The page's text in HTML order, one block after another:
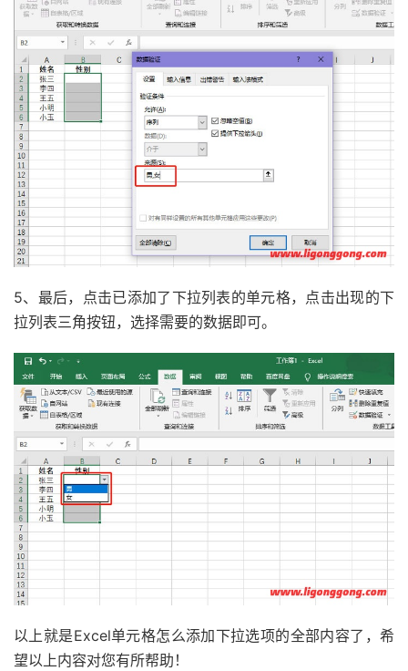
5、最后，点击已添加了下拉列表的单元格，点击出现的下
拉列表三角按钮，选择需要的数据即可。
以上就是Excel单元格怎么添加下拉选项的全部内容了，希
望以上内容对您有所帮助！